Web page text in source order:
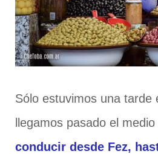
Sólo estuvimos una tarde
llegamos pasado el
conducir desde Fez,